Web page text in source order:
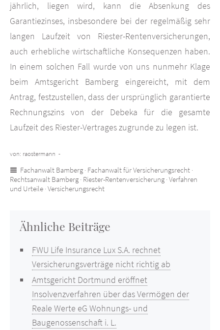
jährlich, liegen wird, kann die Absenkung des
Garantiezinses, insbesondere bei der regelmäßig sehr
langen Laufzeit von Riester-Rentenversicherungen,
auch erhebliche wirtschaftliche Konsequenzen haben.
In einem solchen Fall wurde von uns nunmehr Klage
beim Amtsgericht Bamberg eingereicht, mit dem
Antrag, festzustellen, dass der ursprünglich garantierte
Rechnungszins von der Debeka für die gesamte
Laufzeit des Riester-Vertrages zugrunde zu legen ist.
von: raostermann -
Fachanwalt Bamberg · Fachanwalt für Versicherungsrecht ·
Rechtsanwalt Bamberg · Riester-Rentenversicherung · Verfahren
und Urteile · Versicherungsrecht
Ähnliche Beiträge
FWU Life Insurance Lux S.A. rechnet
Versicherungsverträge nicht richtig ab
Amtsgericht Dortmund eröffnet
Insolvenzverfahren über das Vermögen der
Reale Werte eG Wohnungs- und
Baugenossenschaft i. L.